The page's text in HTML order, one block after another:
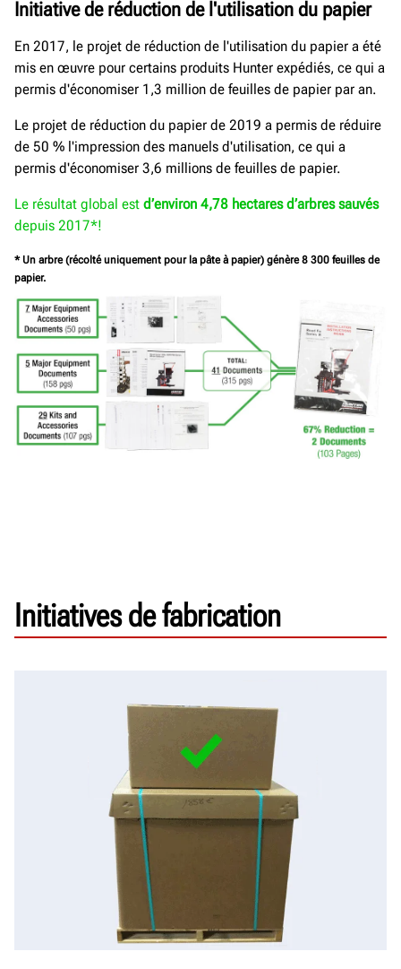
Initiative de réduction de l'utilisation du papier
En 2017, le projet de réduction de l'utilisation du papier a été
mis en œuvre pour certains produits Hunter expédiés, ce qui a
permis d'économiser 1,3 million de feuilles de papier par an.
Le projet de réduction du papier de 2019 a permis de réduire
de 50 % l'impression des manuels d'utilisation, ce qui a
permis d'économiser 3,6 millions de feuilles de papier.
Le résultat global est d’environ 4,78 hectares d’arbres sauvés
depuis 2017*!
* Un arbre (récolté uniquement pour la pâte à papier) génère 8 300 feuilles de
papier.
Initiatives de fabrication